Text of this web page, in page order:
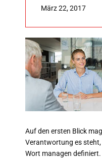
März 22, 2017
Auf den ersten Blick
Verantwortung es steht,
Wort managen